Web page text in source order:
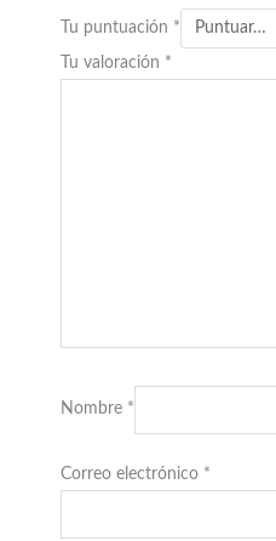
Tu puntuación *
Tu valoración *
Nombre *
Correo electrónico *